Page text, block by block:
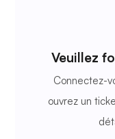
Veuillez
Connectez-
ouvrez un